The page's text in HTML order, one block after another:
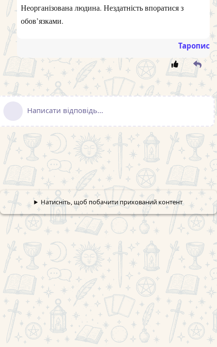
Неорганізована людина. Нездатність впоратися з
обов’язками.
Таропис
Написати відповідь...
Натисніть, щоб побачити прихований контент